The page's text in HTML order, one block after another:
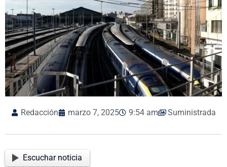
Redacción marzo 7, 2025 9:54 am Suministrada
Escuchar noticia